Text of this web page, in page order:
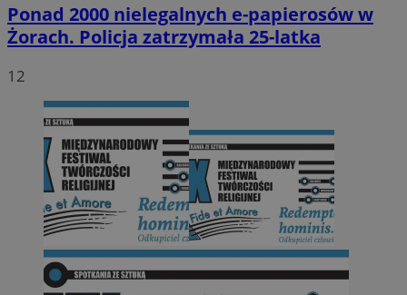
Ponad 2000 nielegalnych e-papierosów w
Żorach. Policja zatrzymała 25-latka
12